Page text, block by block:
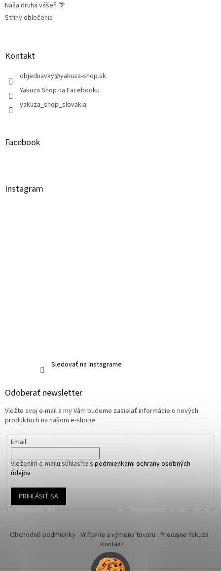
Naša druhá vášeň 🌴
Strihy oblečenia
Kontakt
objednavky@yakuza-shop.sk
Yakuza Shop na Facebooku
yakuza_shop_slovakia
Facebook
Instagram
Sledovať na Instagrame
Odoberať newsletter
Vložte svoj e-mail a my Vám budeme zasielať informácie o nových
produktoch na našom e-shope.
Email
Vložením e-mailu súhlasíte s podmienkami ochrany osobných
údajov
PRIHLÁSIŤ SA
Obchodné podmienky Vrátenie a výmena tovaru Predajne Yakuza
Kontakt